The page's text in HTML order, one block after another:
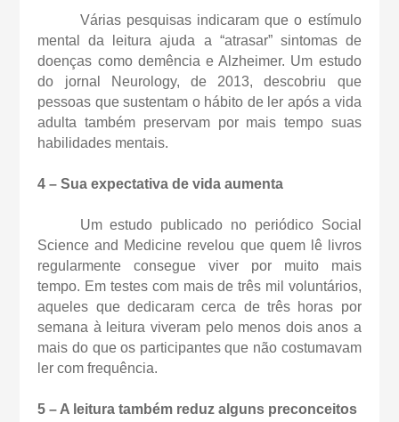
Várias pesquisas indicaram que o estímulo
mental da leitura ajuda a “atrasar” sintomas de
doenças como demência e Alzheimer. Um estudo
do jornal Neurology, de 2013, descobriu que
pessoas que sustentam o hábito de ler após a vida
adulta também preservam por mais tempo suas
habilidades mentais.
4 – Sua expectativa de vida aumenta
Um estudo publicado no periódico Social
Science and Medicine revelou que quem lê livros
regularmente consegue viver por muito mais
tempo. Em testes com mais de três mil voluntários,
aqueles que dedicaram cerca de três horas por
semana à leitura viveram pelo menos dois anos a
mais do que os participantes que não costumavam
ler com frequência.
5 – A leitura também reduz alguns preconceitos